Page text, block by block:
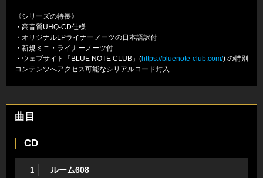
《シリーズの特長》
・高音質UHQ-CD仕様
・オリジナルLPライナーノーツの日本語訳付
・新規ミニ・ライナーノーツ付
・ウェブサイト「BLUE NOTE CLUB」(https://bluenote-club.com/) の特別
コンテンツへアクセス可能なシリアルコード封入
曲目
CD
1 ルーム608